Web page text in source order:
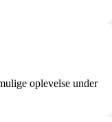
oplevelse under